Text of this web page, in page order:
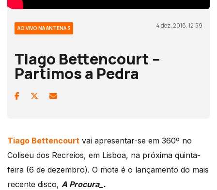
AO VIVO NA ANTENA 3 4 dez, 2018, 12:59
Tiago Bettencourt –
Partimos a Pedra
Tiago Bettencourt vai apresentar-se em 360º no
Coliseu dos Recreios, em Lisboa, na próxima quinta-
feira (6 de dezembro). O mote é o lançamento do mais
recente disco, A Procura_.